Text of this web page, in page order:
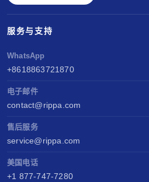
服务与支持
WhatsApp
+8618863721870
电子邮件
contact@rippa.com
售后服务
service@rippa.com
美国电话
+1 877-747-7280